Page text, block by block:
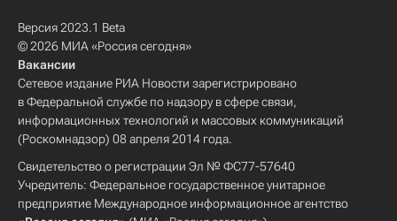
Версия 2023.1 Beta
© 2026 МИА «Россия сегодня»
Вакансии
Сетевое издание РИА Новости зарегистрировано
в Федеральной службе по надзору в сфере связи,
информационных технологий и массовых коммуникаций
(Роскомнадзор) 08 апреля 2014 года.
Свидетельство о регистрации Эл № ФС77-57640
Учредитель: Федеральное государственное унитарное
предприятие Международное информационное агентство